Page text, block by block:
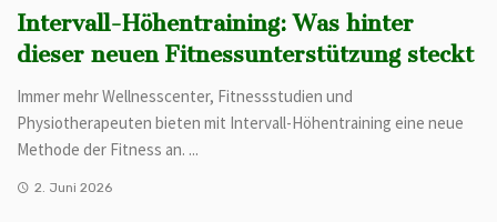
Intervall-Höhentraining: Was hinter
dieser neuen Fitnessunterstützung steckt
Immer mehr Wellnesscenter, Fitnessstudien und
Physiotherapeuten bieten mit Intervall-Höhentraining eine neue
Methode der Fitness an. ...
2. Juni 2026